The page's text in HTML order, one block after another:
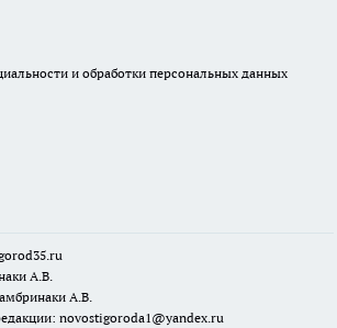
и обработки персональных данных
u
А.В.
А.В.
novostigoroda1@yandex.ru